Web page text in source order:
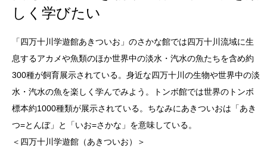
しく学びたい
「四万十川学遊館あきついお」のさかな館では四万十川流域に生
息するアカメや魚類のほか世界中の淡水・汽水の魚たちを含め約
300種が飼育展示されている。身近な四万十川の生物や世界中の淡
水・汽水の魚を楽しく学んでみよう。トンボ館では世界のトンボ
標本約1000種類が展示されている。ちなみにあきついおは「あき
つ=とんぼ」と「いお=さかな」を意味している。
＜四万十川学遊館（あきついお）＞